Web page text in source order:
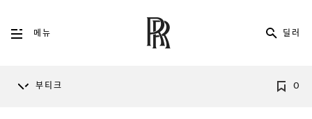
메뉴 딜러
부티크 0